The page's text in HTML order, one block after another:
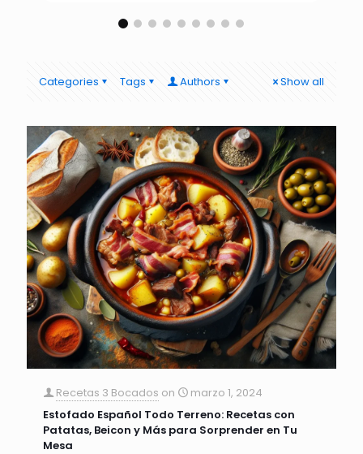
Categories Tags Authors Show all
Recetas 3 Bocados on
marzo 1, 2024
Estofado Español Todo Terreno: Recetas con
Patatas, Beicon y Más para Sorprender en Tu
Mesa